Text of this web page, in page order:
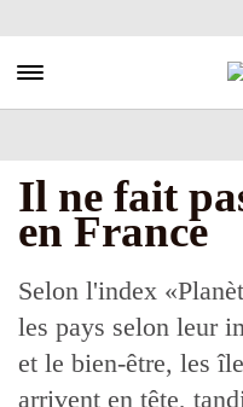
au
principal
Toggle navigation
Il ne fait
en France
Selon l'index
les pays selon leur
et le bien-être, les
arrivent en tête,